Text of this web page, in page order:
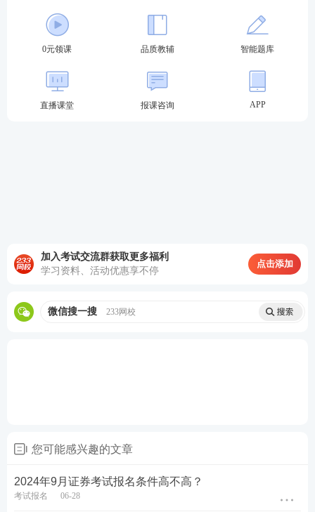
第1场 9:30-11:30
证券公司高级管理
人员水平评价测试
管理人员资质测试
证券市场基本
一、证券资料包：233网校教研团队汇总整理出各
类证券考试资料，助力大家备考学习，证券新旧教
总、考前12页纸、思维导图、学习计划、计算题案
0元领课 品质教辅 智能题库
直播课堂 报课咨询 APP
加入考试交流群获取更多福利
学习资料、活动优惠享不停
点击添加
微信搜一搜 233网校
您可能感兴趣的文章
2024年9月证券考试报名条件高不高？
考试报名 06-28